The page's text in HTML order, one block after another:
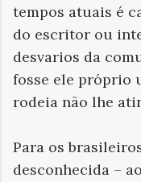
tempos atuais é
do escritor ou
desvarios da
fosse ele próprio
rodeia não lhe
Para os
desconhecida –